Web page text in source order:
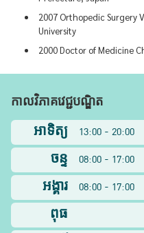
2007 Orthopedic Surgery
University
2000 Doctor of Medicine
កាលវិភាគវេជ្ជបណ្ឌិត
អាទិត្យ
13:00 - 20:00
ចន្ទ
08:00 - 17:00
អង្គារ
08:00 - 17:00
ពុធ